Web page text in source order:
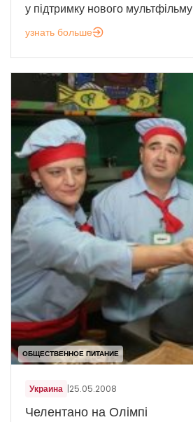
у підтримку нового мультфільму
узнать больше
ОБЩЕСТВЕННОЕ ПИТАНИЕ
Украина |25.05.2008
Челентано на Олімпі